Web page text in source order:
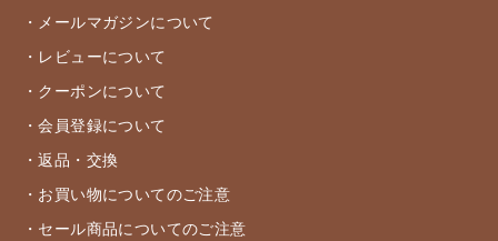
・メールマガジンについて
・レビューについて
・クーポンについて
・会員登録について
・返品・交換
・お買い物についてのご注意
・セール商品についてのご注意